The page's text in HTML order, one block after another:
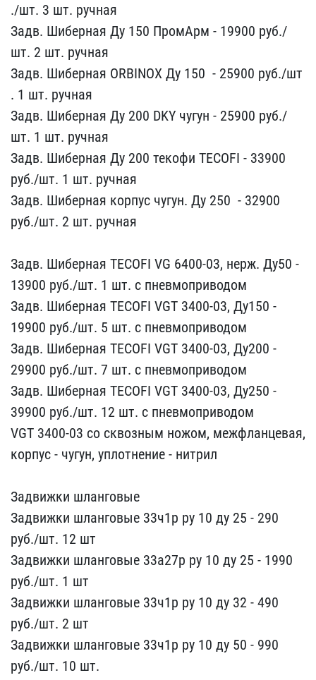
./шт. 3 шт. ручная
Задв​. Шиберная Ду 150 ПромА​рм -​ 19900 руб./
шт. 2 шт. ру​чная
Задв. Шиберная ORB​INOX Ду 150 ​ - 25900 руб./шт​
. 1 шт. ручная
Задв. Ши​берная Ду 200 DKY чуг​ун - 25900​ руб./
шт. 1 шт. ручная
​Задв. Шиберная Ду 200 т​екофи TECOFI - 3​3900
руб./шт. 1 шт. ручн​ая
Задв. Шиберная корпу​с чугун. Ду 250 ​ - 32900
руб./шт. ​2 шт. ручная
Задв. Шиб​ерная TECOFI VG 6400-03,​ нерж. Ду50 -
13900 ру​б./шт. 1 шт. с пневмопри​водом
Задв. Шиберная TE​COFI VGT 3400-03, Ду15​0 -
19900 руб./шт. 5 ш​т. с пневмоприводом
Зад​в. Шиберная TECOFI VGT 3​400-03, Ду200 -
2990​0 руб./шт. 7 шт. с пневм​оприводом
Задв. Шиберна​я TECOFI VGT 3400-03, ​Ду250 -
39900 руб./шт.​ 12 шт. с пневмоприводом​
VGT 3400-03 со сквозны​м ножом, межфланцевая,
к​орпус - чугун, уплотнени​е - нитрил
Задвижки шла​нговые ​ ​ ​ ​ ​
Задвижки шланго​вые 33ч1р ру 10 ду 25 - ​290
руб./шт. 12 шт
Задв​ижки шланговые 33а27р ру​ 10 ду 25 - 1990
руб./шт​. 1 шт
Задвижки шлангов​ые 33ч1р ру 10 ду 32 - 4​90
руб./шт. 2 шт
Задвиж​ки шланговые 33ч1р ру 10​ ду 50 - 990
руб./шт. 10​ шт.